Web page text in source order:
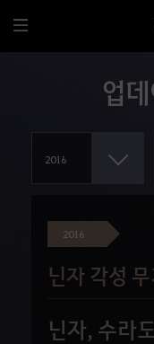
전
체
업
2016
닌자 각성
닌자, 수라